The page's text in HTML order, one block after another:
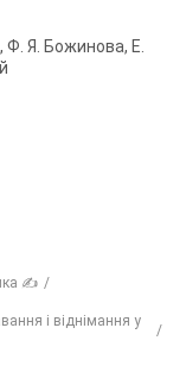
Ф. Я. Божинова, Е.
✍
і віднімання у